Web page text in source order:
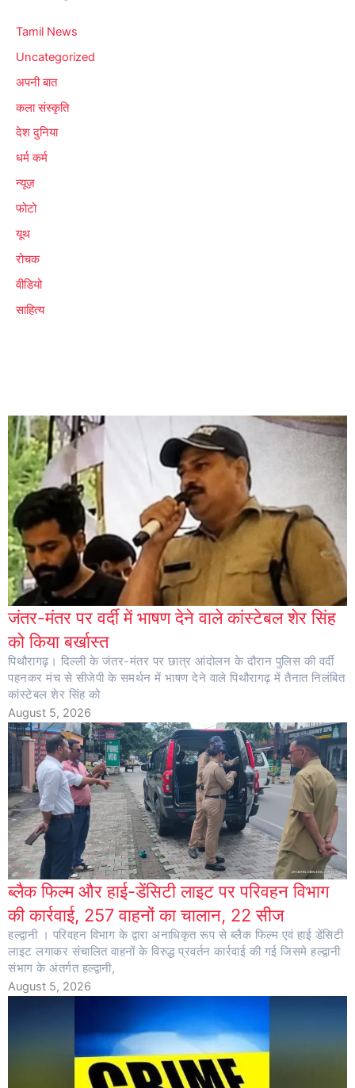
Tamil News
Uncategorized
अपनी बात
कला संस्कृति
देश दुनिया
धर्म कर्म
न्यूज़
फोटो
यूथ
रोचक
वीडियो
साहित्य
जंतर-मंतर पर वर्दी में भाषण देने वाले कांस्टेबल शेर सिंह
को किया बर्खास्त
पिथौरागढ़। दिल्ली के जंतर-मंतर पर छात्र आंदोलन के दौरान पुलिस की वर्दी
पहनकर मंच से सीजेपी के समर्थन में भाषण देने वाले पिथौरागढ़ में तैनात निलंबित
कांस्टेबल शेर सिंह को
August 5, 2026
ब्लैक फिल्म और हाई-डेंसिटी लाइट पर परिवहन विभाग
की कार्रवाई, 257 वाहनों का चालान, 22 सीज
हल्द्वानी । परिवहन विभाग के द्वारा अनाधिकृत रूप से ब्लैक फिल्म एवं हाई डेंसिटी
लाइट लगाकर संचालित वाहनों के विरुद्ध प्रवर्तन कार्रवाई की गई जिसमे हल्द्वानी
संभाग के अंतर्गत हल्द्वानी,
August 5, 2026